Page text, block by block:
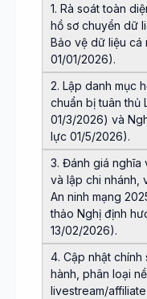
1. Rà soát toàn
hồ sơ chuyển dữ
Bảo vệ dữ liệu cá
01/01/2026).
2. Lập danh mục
chuẩn bị tuân thủ
01/3/2026) và
lực 01/5/2026).
3. Đánh giá nghĩa
và lập chi nhánh,
An ninh mạng
thảo Nghị định
13/02/2026).
4. Cập nhật
hành, phân loại
livestream/